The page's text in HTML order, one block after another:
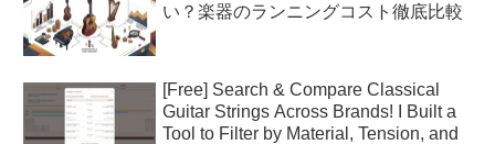
い？楽器のランニングコスト徹底比較
[Free] Search & Compare Classical
Guitar Strings Across Brands! I Built a
Tool to Filter by Material, Tension, and